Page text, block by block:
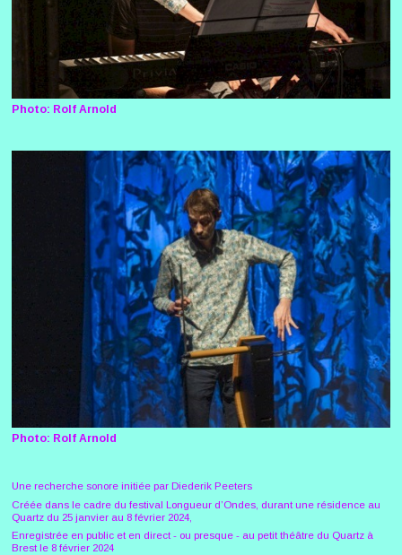
Photo: Rolf Arnold
Photo: Rolf Arnold
Une recherche sonore initiée par Diederik Peeters
Créée dans le cadre du festival Longueur d’Ondes, durant une résidence au
Quartz du 25 janvier au 8 février 2024,
Enregistrée en public et en direct - ou presque - au petit théâtre du Quartz à
Brest le 8 février 2024